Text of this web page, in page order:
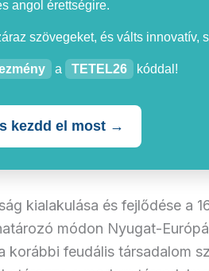
angol érettségire.
szövegeket, és válts innovatív,
a TETEL26 kóddal!
kezdd el most →
kialakulása és fejlődése a
módon Nyugat-
korábbi feudális társadalom